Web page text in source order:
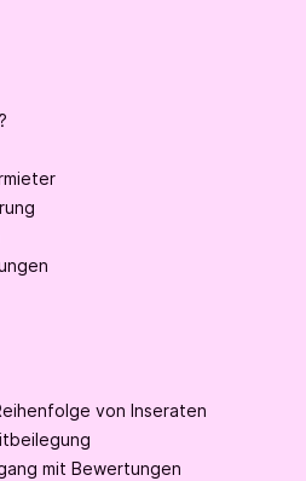
von Inseraten
mit Bewertungen